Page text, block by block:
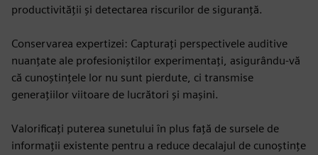
productivității și detectarea riscurilor de siguranță.
Conservarea expertizei: Capturați perspectivele auditive
nuanțate ale profesioniștilor experimentați, asigurându-vă
că cunoștințele lor nu sunt pierdute, ci transmise
generațiilor viitoare de lucrători și mașini.
Valorificați puterea sunetului în plus față de sursele de
informații existente pentru a reduce decalajul de cunoștințe